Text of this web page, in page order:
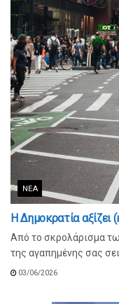
ΝΈΑ
Η Δημοκρατία αξίζει
Από το σκρολάρισμα
της αγαπημένης σας
03/06/2026